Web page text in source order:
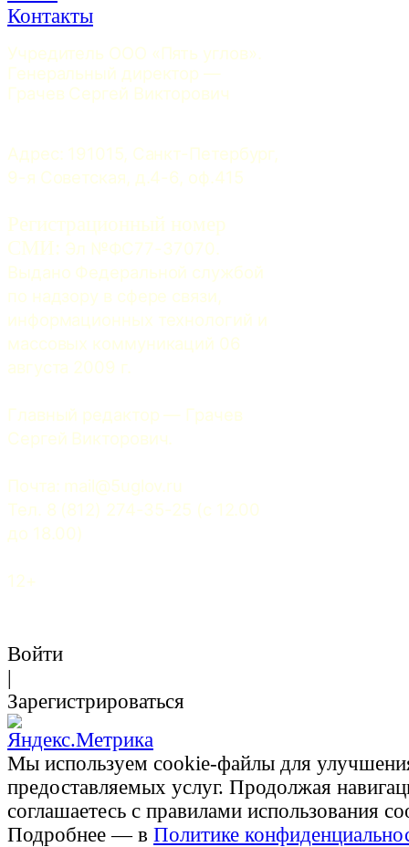
Контакты
Учредитель ООО «Пять углов».
Генеральный директор —
Грачев Сергей Викторович
Адрес: 191015, Санкт-Петербург,
9-я Советская, д.4-6, оф.415
Регистрационный номер
СМИ: Эл №ФС77-37070.
Выдано Федеральной службой
по надзору в сфере связи,
информационных технологий и
массовых коммуникаций 06
августа 2009 г.
Главный редактор — Грачев
Сергей Викторович.
Почта: mail@5uglov.ru
Тел. 8 (812) 274-35-25 (c 12.00
до 18.00)
12+
Войти
|
Зарегистрироваться
Мы используем cookie-файлы для
предоставляемых услуг. Продолжая
соглашаетесь с правилами использования
Подробнее — в Политике